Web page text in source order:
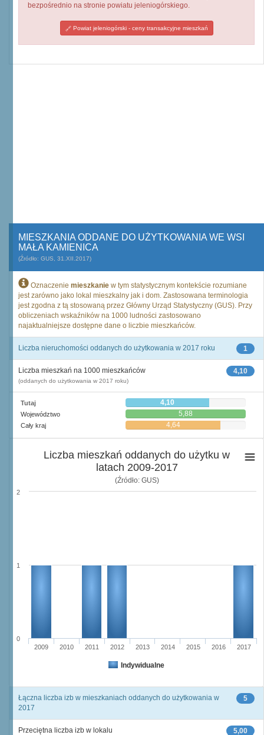
bezpośrednio na stronie powiatu jeleniogórskiego.
Powiat jeleniogórski - ceny transakcyjne mieszkań
MIESZKANIA ODDANE DO UŻYTKOWANIA WE WSI
MAŁA KAMIENICA
(Źródło: GUS, 31.XII.2017)
Oznaczenie mieszkanie w tym statystycznym kontekście rozumiane
jest zarówno jako lokal mieszkalny jak i dom. Zastosowana terminologia
jest zgodna z tą stosowaną przez Główny Urząd Statystyczny (GUS). Przy
obliczeniach wskaźników na 1000 ludności zastosowano
najaktualniejsze dostępne dane o liczbie mieszkańców.
1
Liczba nieruchomości oddanych do użytkowania w 2017 roku
4,10
Liczba mieszkań na 1000 mieszkańców
(oddanych do użytkowania w 2017 roku)
Tutaj 4,10
Województwo 5,88
Cały kraj 4,64
Liczba mieszkań oddanych do użytku w
latach 2009-2017
(Źródło: GUS)
Indywidualne
2009 2010 2011 2012 2013 2014 2015 2016 2017
0
1
2
5
Łączna liczba izb w mieszkaniach oddanych do użytkowania w
2017
5,00
Przeciętna liczba izb w lokalu